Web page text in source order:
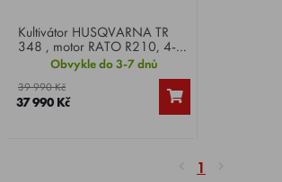
Kultivátor HUSQVARNA TR
348 , motor RATO R210, 4-
takt, výkon 7,0 HP, záběr 48
cm, kultivační nože 4 ks,
průměr 30,0 cm, 2 rychlosti
vpřed, 1 vzad, váha 71 kg.
Obvykle do 3-7 dnů
39 990 Kč
37 990 Kč
1